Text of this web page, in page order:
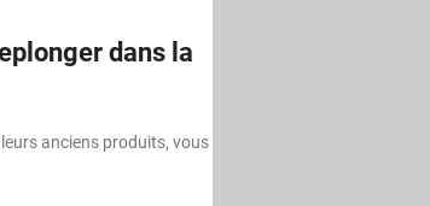
dans la
anciens produits, vous